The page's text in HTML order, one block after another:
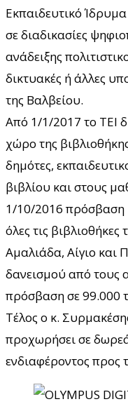
Εκπαιδευτικό
σε διαδικασίες
ανάδειξης
δικτυακές ή άλλες
της Βαλβείου.
Από 1/1/2017 το ΤΕΙ
χώρο της
δημότες,
βιβλίου και στους
1/10/2016 πρόσβαση
όλες τις
Αμαλιάδα, Αίγιο και
δανεισμού από τους
πρόσβαση σε 99.000
Τέλος ο κ.
προχωρήσει σε
ενδιαφέροντος προς